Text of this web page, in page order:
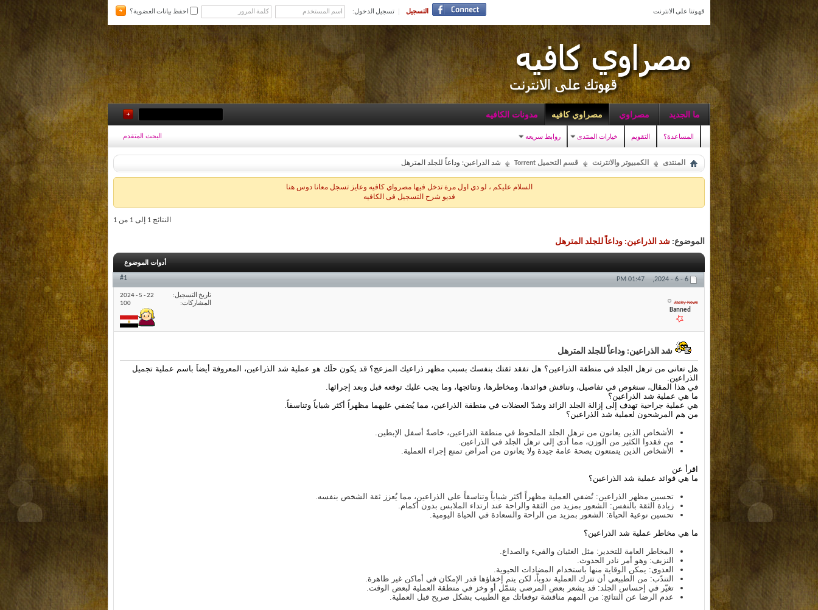
قهوتنا على الانترنت التسجيل تسجيل الدخول: احفظ بيانات العضوية؟
ما الجديد مصراوي مصراوي كافيه
المساعدة؟ التقويم خيارات المنتدى روابط سريعه
مدونات الكافيه
البحث المتقدم
المنتدى الكمبيوتر والانترنت قسم التحميل Torrent شد الذراعين: وداعاً للجلد المترهل
السلام عليكم ، لو دي اول مرة تدخل فيها مصرواي كافيه وعايز تسجل معانا دوس هنا
فديو شرح التسجيل فى الكافيه
النتائج 1 إلى 1 من 1
الموضوع: شد الذراعين: وداعاً للجلد المترهل
أدوات الموضوع
6 - 6 - 2024,
01:47 PM
#1
Jacky News
Banned
تاريخ التسجيل
22 - 5 - 2024
المشاركات
100
شد الذراعين: وداعاً للجلد المترهل
هل تعاني من ترهل الجلد في منطقة الذراعين؟ هل تفقد ثقتك بنفسك بسبب مظهر ذراعيك المزعج؟ قد يكون حلّك هو عملية شد الذراعين، المعروفة أيضاً باسم عملية تجميل
الذراعين.
في هذا المقال، سنغوص في تفاصيل، ونناقش فوائدها، ومخاطرها، ونتائجها، وما يجب عليك توقعه قبل وبعد إجرائها.
ما هي عملية شد الذراعين؟
هي عملية جراحية تهدف إلى إزالة الجلد الزائد وشدّ العضلات في منطقة الذراعين، مما يُضفي عليهما مظهراً أكثر شباباً وتناسقاً.
من هم المرشحون لعملية شد الذراعين؟
الأشخاص الذين يعانون من ترهل الجلد الملحوظ في منطقة الذراعين، خاصةً أسفل الإبطين.
من فقدوا الكثير من الوزن، مما أدى إلى ترهل الجلد في الذراعين.
الأشخاص الذين يتمتعون بصحة عامة جيدة ولا يعانون من أمراض تمنع إجراء العملية.
اقرأ عن
ما هي فوائد عملية شد الذراعين؟
تحسين مظهر الذراعين: تُضفي العملية مظهراً أكثر شباباً وتناسقاً على الذراعين، مما يُعزز ثقة الشخص بنفسه.
زيادة الثقة بالنفس: الشعور بمزيد من الثقة والراحة عند ارتداء الملابس بدون أكمام.
تحسين نوعية الحياة: الشعور بمزيد من الراحة والسعادة في الحياة اليومية.
ما هي مخاطر عملية شد الذراعين؟
المخاطر العامة للتخدير: مثل الغثيان والقيء والصداع.
النزيف: وهو أمر نادر الحدوث.
العدوى: يمكن الوقاية منها باستخدام المضادات الحيوية.
التندّب: من الطبيعي أن تترك العملية ندوباً، لكن يتم إخفاؤها قدر الإمكان في أماكن غير ظاهرة.
تغيّر في إحساس الجلد: قد يشعر بعض المرضى بتنمّل أو وخز في منطقة العملية لبعض الوقت.
عدم الرضا عن النتائج: من المهم مناقشة توقعاتك مع الطبيب بشكل صريح قبل العملية.